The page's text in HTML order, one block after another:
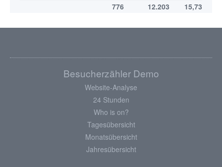
776
12.203 15,73
Besucherzähler Demo
Website-Analyse
24 Stunden
Who is on?
Tagesübersicht
Monatsübersicht
Jahresübersicht